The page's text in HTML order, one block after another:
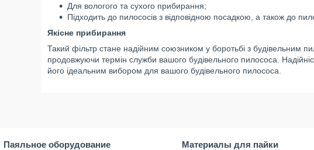
Для вологого та сухого прибирання;
Підходить до пилососів з відповідною посадкою, а також до
Якісне прибирання
Такий фільтр стане надійним союзником у боротьбі з будівельним
продовжуючи термін служби вашого будівельного пилососа.
його ідеальним вибором для вашого будівельного пилососа.
Паяльное оборудование Материалы для пайки